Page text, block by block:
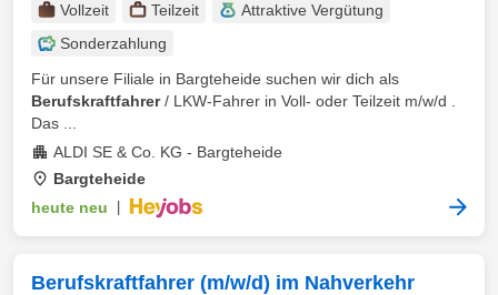
Vollzeit Teilzeit
Attraktive Vergütung
Sonderzahlung
Für unsere Filiale in Bargteheide suchen wir dich als
Berufskraftfahrer/ LKW-Fahrer in Voll- oder Teilzeit m/w/d .
Das ...
ALDI SE & Co. KG - Bargteheide
Bargteheide
heute neu
Berufskraftfahrer (m/w/d) im Nahverkehr